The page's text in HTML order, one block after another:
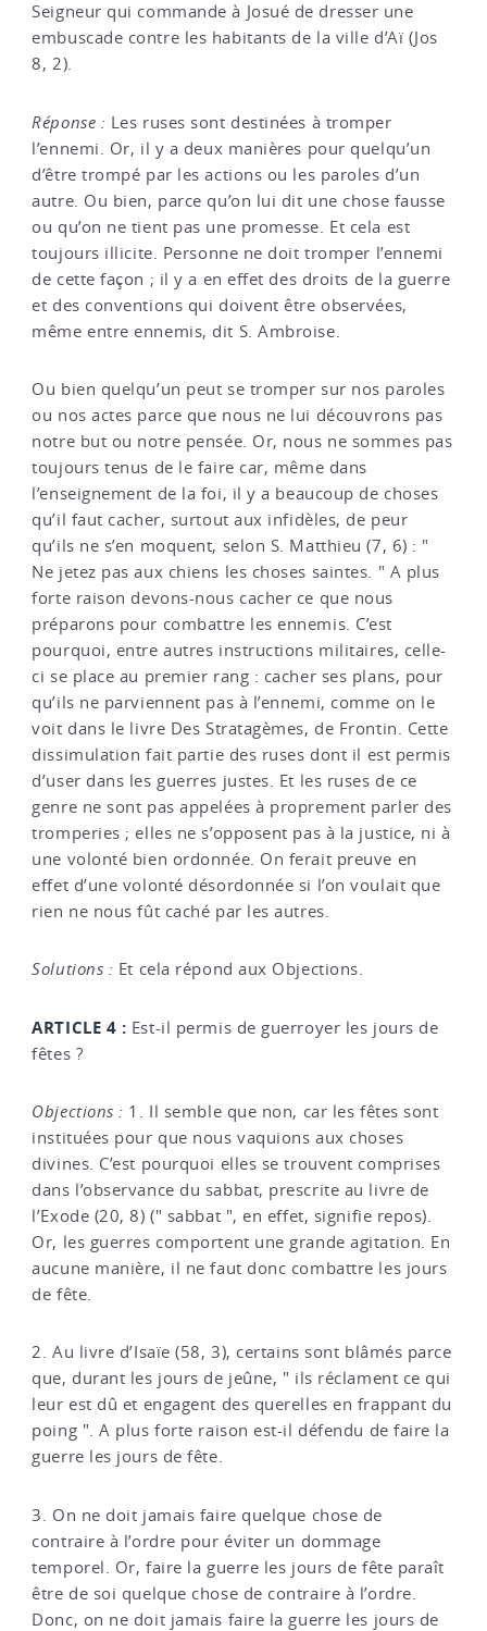
Seigneur qui commande à Josué de dresser une
embuscade contre les habitants de la ville d’Aï (Jos
8, 2).
Réponse : Les ruses sont destinées à tromper
l’ennemi. Or, il y a deux manières pour quelqu’un
d’être trompé par les actions ou les paroles d’un
autre. Ou bien, parce qu’on lui dit une chose fausse
ou qu’on ne tient pas une promesse. Et cela est
toujours illicite. Personne ne doit tromper l’ennemi
de cette façon ; il y a en effet des droits de la guerre
et des conventions qui doivent être observées,
même entre ennemis, dit S. Ambroise.
Ou bien quelqu’un peut se tromper sur nos paroles
ou nos actes parce que nous ne lui découvrons pas
notre but ou notre pensée. Or, nous ne sommes pas
toujours tenus de le faire car, même dans
l’enseignement de la foi, il y a beaucoup de choses
qu’il faut cacher, surtout aux infidèles, de peur
qu’ils ne s’en moquent, selon S. Matthieu (7, 6) : "
Ne jetez pas aux chiens les choses saintes. " A plus
forte raison devons-nous cacher ce que nous
préparons pour combattre les ennemis. C’est
pourquoi, entre autres instructions militaires, celle-
ci se place au premier rang : cacher ses plans, pour
qu’ils ne parviennent pas à l’ennemi, comme on le
voit dans le livre Des Stratagèmes, de Frontin. Cette
dissimulation fait partie des ruses dont il est permis
d’user dans les guerres justes. Et les ruses de ce
genre ne sont pas appelées à proprement parler des
tromperies ; elles ne s’opposent pas à la justice, ni à
une volonté bien ordonnée. On ferait preuve en
effet d’une volonté désordonnée si l’on voulait que
rien ne nous fût caché par les autres.
Solutions : Et cela répond aux Objections.
ARTICLE 4 : Est-il permis de guerroyer les jours de
fêtes ?
Objections : 1. Il semble que non, car les fêtes sont
instituées pour que nous vaquions aux choses
divines. C’est pourquoi elles se trouvent comprises
dans l’observance du sabbat, prescrite au livre de
l’Exode (20, 8) (" sabbat ", en effet, signifie repos).
Or, les guerres comportent une grande agitation. En
aucune manière, il ne faut donc combattre les jours
de fête.
2. Au livre d’Isaïe (58, 3), certains sont blâmés parce
que, durant les jours de jeûne, " ils réclament ce qui
leur est dû et engagent des querelles en frappant du
poing ". A plus forte raison est-il défendu de faire la
guerre les jours de fête.
3. On ne doit jamais faire quelque chose de
contraire à l’ordre pour éviter un dommage
temporel. Or, faire la guerre les jours de fête paraît
être de soi quelque chose de contraire à l’ordre.
Donc, on ne doit jamais faire la guerre les jours de